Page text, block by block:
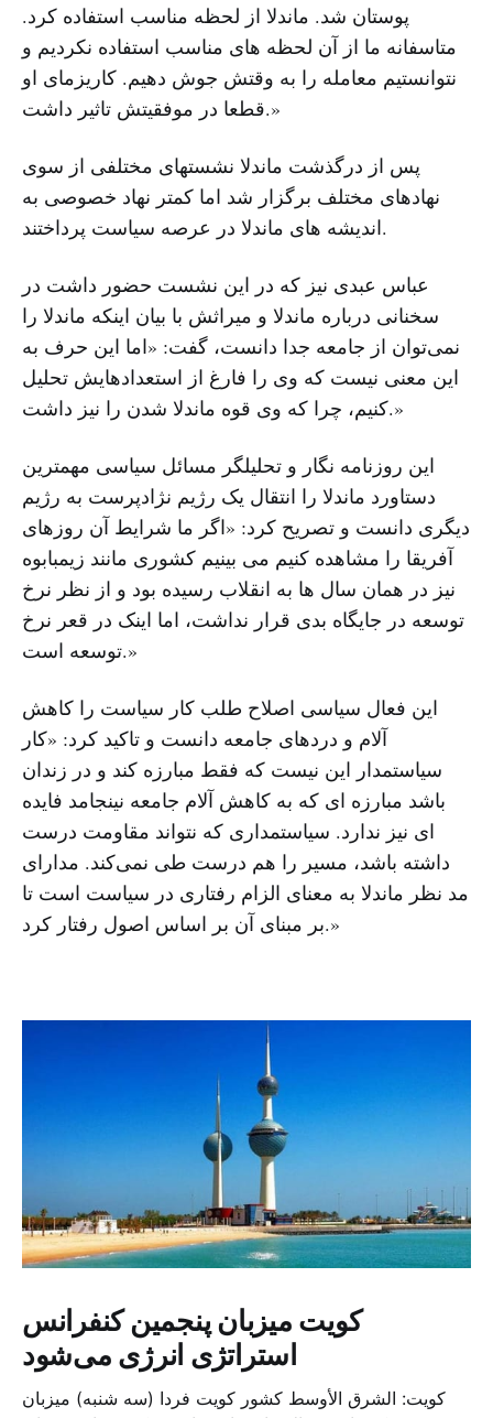
پوستان شد. ماندلا از لحظه مناسب استفاده کرد.
متاسفانه ما از آن لحظه های مناسب استفاده نکردیم و
نتوانستیم معامله را به وقتش جوش دهیم. کاریزمای او
قطعا در موفقیتش تاثیر داشت.»
پس از درگذشت ماندلا نشستهای مختلفی از سوی
نهادهای مختلف برگزار شد اما کمتر نهاد خصوصی به
اندیشه های ماندلا در عرصه سیاست پرداختند.
عباس عبدی نیز که در این نشست حضور داشت در
سخنانی درباره ماندلا و میراثش با بیان اینکه ماندلا را
نمی‌توان از جامعه جدا دانست، گفت: «اما این حرف به
این معنی نیست که وی را فارغ از استعداد‌هایش تحلیل
کنیم، چرا که وی قوه ماندلا شدن را نیز داشت.»
این روزنامه نگار و تحلیلگر مسائل سیاسی مهمترین
دستاورد ماندلا را انتقال یک رژیم نژادپرست به رژیم
دیگری دانست و تصریح کرد: «اگر ما شرایط آن روزهای
آفریقا را مشاهده کنیم می بینیم کشوری مانند زیمبابوه
نیز در‌‌ همان سال ها به انقلاب رسیده بود و از نظر نرخ
توسعه در جایگاه بدی قرار نداشت، اما اینک در قعر نرخ
توسعه است.»
این فعال سیاسی اصلاح طلب کار سیاست را کاهش
آلام و دردهای جامعه دانست و تاکید کرد: «کار
سیاستمدار این نیست که فقط مبارزه کند و در زندان
باشد مبارزه ‌ای که به کاهش آلام جامعه نینجامد فایده
‌ای نیز ندارد. سیاستمداری که نتواند مقاومت درست
داشته باشد، مسیر را هم درست طی نمی‌کند. مدارای
مد نظر ماندلا به معنای الزام رفتاری در سیاست است تا
بر مبنای آن بر اساس اصول رفتار کرد.»
کویت میزبان پنجمین کنفرانس
استراتژی انرژی می‌شود
کویت: الشرق الأوسط کشور کویت فردا (سه شنبه) میزبان